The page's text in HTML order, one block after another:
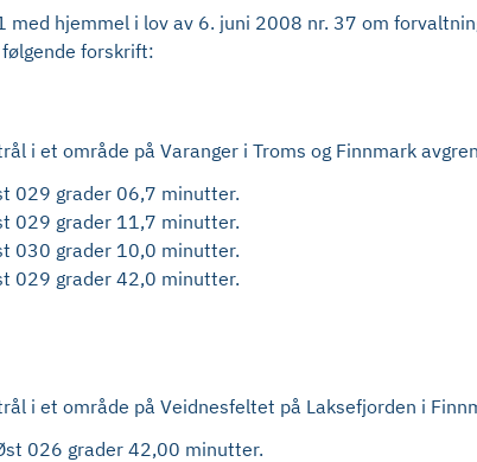
hjemmel i lov av 6. juni 2008 nr. 37 om
forskrift:
i et område på Varanger i Troms og Finnmark
029 grader 06,7 minutter.
029 grader 11,7 minutter.
030 grader 10,0 minutter.
029 grader 42,0 minutter.
i et område på Veidnesfeltet på Laksefjorden i
026 grader 42,00 minutter.